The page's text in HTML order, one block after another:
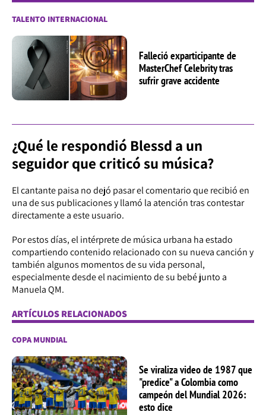
TALENTO INTERNACIONAL
Falleció exparticipante de
MasterChef Celebrity tras
sufrir grave accidente
¿Qué le respondió Blessd a un
seguidor que criticó su música?
El cantante paisa no dejó pasar el comentario que recibió en
una de sus publicaciones y llamó la atención tras contestar
directamente a este usuario.
Por estos días, el intérprete de música urbana ha estado
compartiendo contenido relacionado con su nueva canción y
también algunos momentos de su vida personal,
especialmente desde el nacimiento de su bebé junto a
Manuela QM.
ARTÍCULOS RELACIONADOS
COPA MUNDIAL
Se viraliza video de 1987 que
"predice" a Colombia como
campeón del Mundial 2026:
esto dice